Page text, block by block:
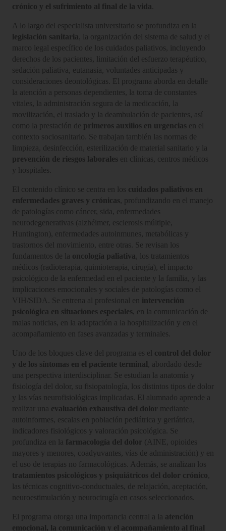
crónico y el sufrimiento al final de la vida
A lo largo del especialista universitario se profundiza en la
legislación sanitaria , la organización del sistema de salud y el
marco legal específico de los cuidados paliativos, incluyendo
derechos de los pacientes, limitación del esfuerzo terapéutico,
sedación paliativa, eutanasia, voluntades anticipadas y
consideraciones deontológicas. El programa aborda en detalle
la atención a personas dependientes, la toma de constantes
vitales, la administración segura de la medicación, la
movilización, el traslado y la deambulación de pacientes, así
como la prestación de primeros auxilios en urgencias en el
contexto sociosanitario. Se trabajan también las normas de
limpieza, desinfección, esterilización de material sanitario y la
prevención de riesgos laborales en clínicas, centros médicos
y hospitales.
El contenido clínico se centra en los cuidados paliativos en
enfermedades graves y crónicas , profundizando en el manejo
de patologías como cáncer, sida, enfermedades
neurodegenerativas (alzhéimer, esclerosis múltiple,
Huntington), enfermedades autoinmunes, metabólicas y
trastornos del movimiento, entre otras. Se revisan los
fundamentos de la oncología paliativa , los tratamientos
médicos (radioterapia, quimioterapia, cirugía), el impacto
psicológico de la enfermedad en el paciente y la familia, y las
implicaciones emocionales y sociales de patologías como el
VIH/SIDA. Se entrena al profesional en intervención
psicológica en situaciones especiales , en la comunicación de
malas noticias, en la adaptación a la hospitalización y en el
acompañamiento en fases avanzadas y terminales.
Uno de los bloques clave del programa es el control del dolor
y de los síntomas en el paciente terminal , abordado desde
una perspectiva interdisciplinar. Se estudian la anatomía y
fisiología del dolor, su fisiopatología, los distintos tipos de dolor
y las vías neurofisiológicas implicadas. El alumnado aprende a
realizar una evaluación exhaustiva del dolor mediante
autoinformes, escalas en población pediátrica y geriátrica,
indicadores fisiológicos y valoración psicológica. Se
profundiza en la farmacología del dolor (AINE, opioides
mayores y menores, coadyuvantes, vías de administración) y en
el uso de terapias no farmacológicas. Además, se analizan los
tratamientos psicológicos y psiquiátricos del dolor crónico
las técnicas cognitivo-conductuales, de relajación, aceptación,
neuroestimulación y neurocirugía en casos seleccionados.
El programa otorga una importancia central a la atención
emocional, la comunicación y el acompañamiento al final